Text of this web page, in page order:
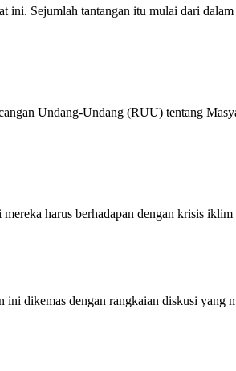
Sejumlah tantangan itu mulai dari dalam
Undang-Undang (RUU) tentang
harus berhadapan dengan krisis
dikemas dengan rangkaian diskusi yang